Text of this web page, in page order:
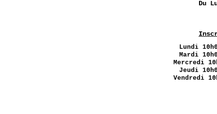
Du
Lundi
Mardi
Mercredi
Jeudi
Vendredi